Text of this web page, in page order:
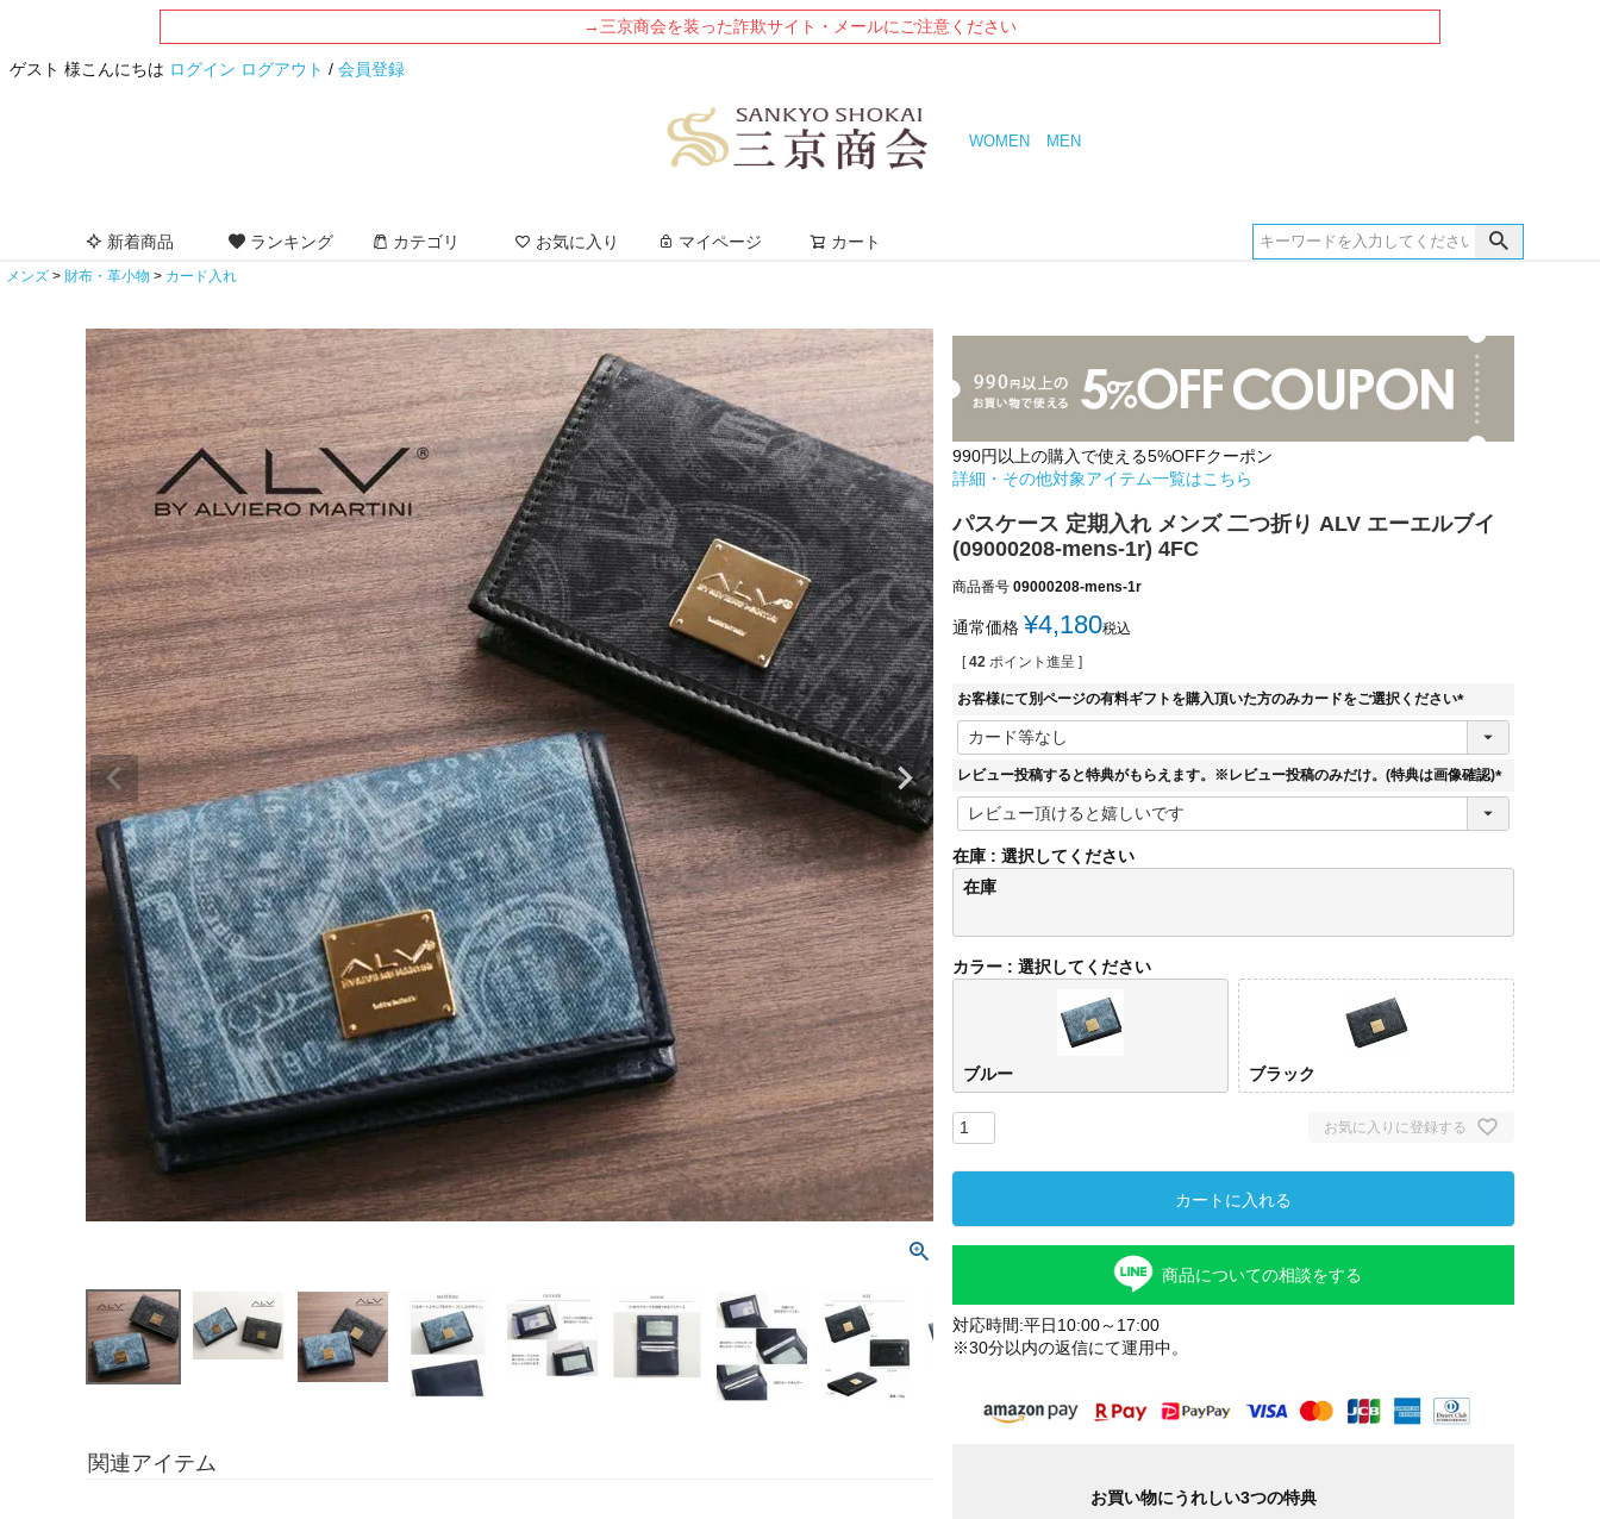
→三京商会を装った詐欺サイト・メールにご注意ください
ゲスト 様こんにちは ログイン ログアウト / 会員登録
WOMEN MEN
新着商品 ランキング カテゴリ お気に入り マイページ カート
メンズ 財布・革小物 カード入れ
関連アイテム
990円以上の購入で使える5%OFFクーポン
詳細・その他対象アイテム一覧はこちら
パスケース 定期入れ メンズ 二つ折り ALV エーエルブイ
(09000208-mens-1r) 4FC
商品番号 09000208-mens-1r
通常価格 ¥4,180税込
[ 42 ポイント進呈 ]
お客様にて別ページの有料ギフトを購入頂いた方のみカードをご選択ください
(
須
レビュー投稿すると特典がもらえます。※レビュー投稿のみだけ。(特典は画像確認)
(
)
在庫
選択してください
在庫
カラー 選択してください
ブルー ブラック
お気に入りに登録する
カートに入れる
商品についての相談をする
対応時間:平日10:00～17:00
※30分以内の返信にて運用中。
お買い物にうれしい3つの特典